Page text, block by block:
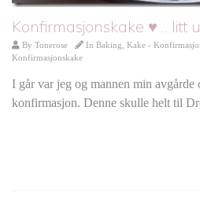
Konfirmasjonskake ♥ …litt
By Tonerose In Baking Kake -
Konfirmasjonskake
I går var jeg og mannen min avgårde
konfirmasjon. Denne skulle helt til